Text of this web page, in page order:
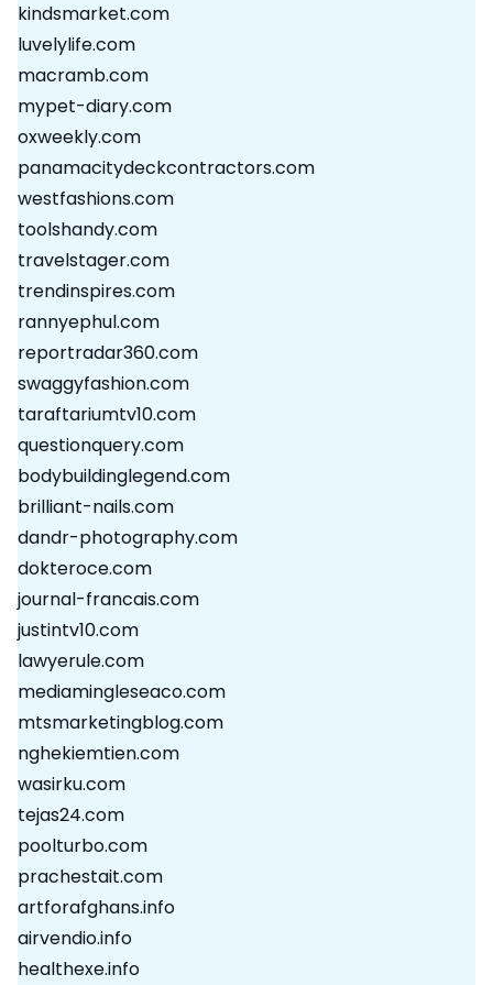
kindsmarket.com
luvelylife.com
macramb.com
mypet-diary.com
oxweekly.com
panamacitydeckcontractors.com
westfashions.com
toolshandy.com
travelstager.com
trendinspires.com
rannyephul.com
reportradar360.com
swaggyfashion.com
taraftariumtv10.com
questionquery.com
bodybuildinglegend.com
brilliant-nails.com
dandr-photography.com
dokteroce.com
journal-francais.com
justintv10.com
lawyerule.com
mediamingleseaco.com
mtsmarketingblog.com
nghekiemtien.com
wasirku.com
tejas24.com
poolturbo.com
prachestait.com
artforafghans.info
airvendio.info
healthexe.info